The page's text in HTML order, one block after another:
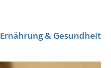
Ernährung & Gesundheit